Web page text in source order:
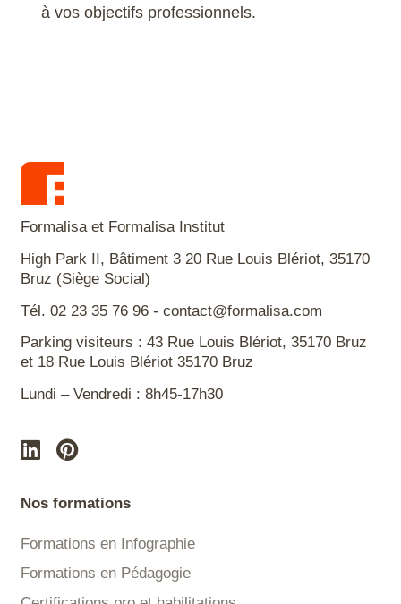
à vos objectifs professionnels.
Formalisa et Formalisa Institut
High Park II, Bâtiment 3 20 Rue Louis Blériot, 35170
Bruz (Siège Social)
Tél. 02 23 35 76 96 - contact@formalisa.com
Parking visiteurs : 43 Rue Louis Blériot, 35170 Bruz
et 18 Rue Louis Blériot 35170 Bruz
Lundi – Vendredi : 8h45-17h30
Nos formations
Formations en Infographie
Formations en Pédagogie